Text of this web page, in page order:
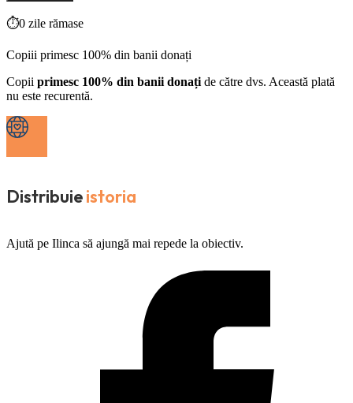
⏱0 zile rămase
Copiii primesc 100% din banii donați
Copii primesc 100% din banii donați de către dvs. Această plată
nu este recurentă.
Distribuieistoria
Ajută pe Ilinca să ajungă mai repede la obiectiv.